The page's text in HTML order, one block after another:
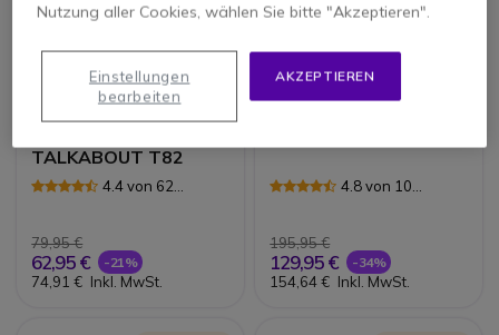
TALKABOUT T82
4.4 von 62
79,95 €
62,95 € -21%
74,91 € Inkl. MwSt.
4.8 von 10
195,95 €
129,95 € -34%
154,64 € Inkl. MwSt.
Nutzung aller Cookies, wählen Sie bitte "Akzeptieren".
AKZEPTIEREN
Einstellungen
bearbeiten